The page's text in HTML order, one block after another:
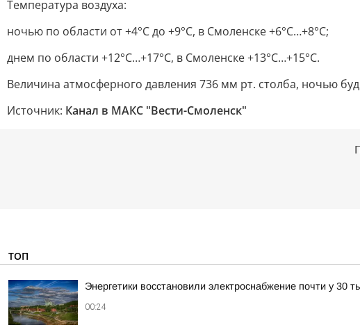
Температура воздуха:
ночью по области от +4°С до +9°С, в Смоленске +6°С…+8°С;
днем по области +12°С…+17°С, в Смоленске +13°С…+15°С.
Величина атмосферного давления 736 мм рт. столба, ночью
Источник: Канал в МАКС "Вести-Смоленск"
ТОП
Энергетики восстановили электроснабжение почти у 30
00:24